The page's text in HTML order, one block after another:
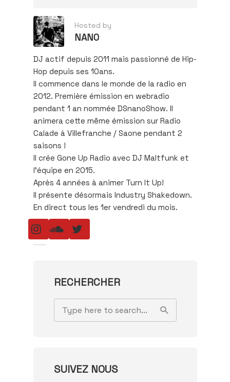
Hosted by
NANO
DJ actif depuis 2011 mais passionné de Hip-
Hop depuis ses 10ans.
Il commence dans le monde de la radio en
2012. Première émission en webradio
pendant 1 an nommée DSnanoShow. Il
animera cette même émission sur Radio
Calade à Villefranche / Saone pendant 2
saisons !
Il crée Gone Up Radio avec DJ Maltfunk et
l’équipe en 2015.
Après 4 années à animer Turn It Up!
Il présente désormais Industry Shakedown.
En direct tous les 1er vendredi du mois.
RECHERCHER
SUIVEZ NOUS